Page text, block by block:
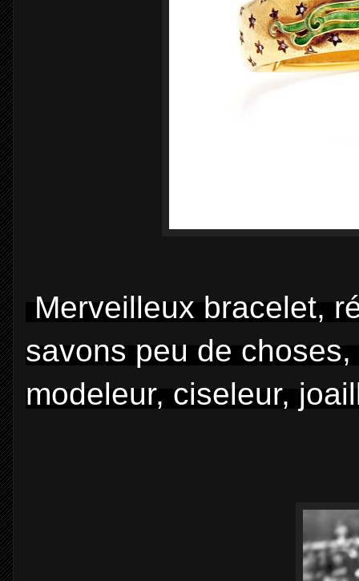
Merveilleux bracelet,
savons peu de
modeleur, ciseleur,